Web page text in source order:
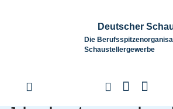
Deutscher
Die
Schaustellergewerbe